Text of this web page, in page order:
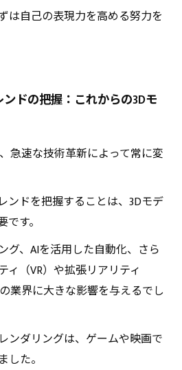
は自己の表現力を高める努力を
ドの把握：これからの3Dモ
急速な技術革新によって常に変
ンドを把握することは、3Dモデ
す。
グ、AIを活用した自動化、さら
ィ（VR）や拡張リアリティ
業界に大きな影響を与えるでし
ンダリングは、ゲームや映画で
た。